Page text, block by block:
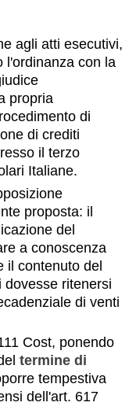
agli atti esecutivi,
l'ordinanza con la
propria
di
di crediti
il terzo
Italiane.
proposta: il
del
a conoscenza
il contenuto del
dovesse ritenersi
di venti
Cost, ponendo
termine di
tempestiva
dell'art. 617